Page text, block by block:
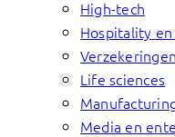
High-tech
Hospitality
Verzekeringen
Life sciences
Media en